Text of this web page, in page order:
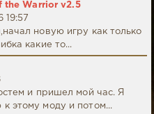
the Warrior v2.5
19:57
новую игру как только
какие то...
и пришел мой час. Я
этому моду и потом...